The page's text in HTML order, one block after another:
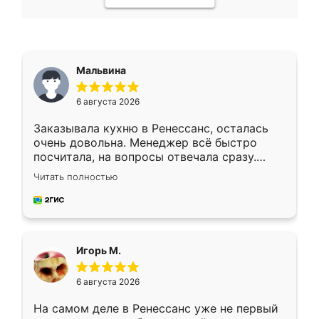
Мальвина
6 августа 2026
Заказывала кухню в Ренессанс, осталась
очень довольна. Менеджер всё быстро
посчитала, на вопросы отвечала сразу.
Замерщик приехал в субботу, подошёл к
делу со всей ответственностью. Собрали
за день, ребята работали аккуратно, даже
Читать полностью
Игорь М.
6 августа 2026
На самом деле в Ренессанс уже не первый